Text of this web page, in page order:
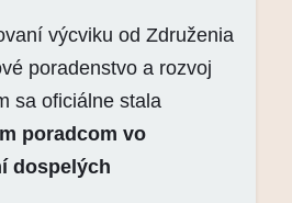
výcviku od Združenia
poradenstvo a rozvoj
sa oficiálne stala
poradcom vo
dospelých